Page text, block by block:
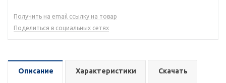
Получить на email ссылку на товар
Поделиться в социальных сетях
Описание Характеристики Скачать